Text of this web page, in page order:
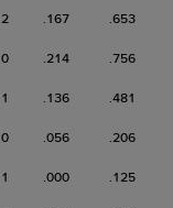
2 .167 .653
0 .214 .756
1 .136 .481
0 .056 .206
1 .000 .125